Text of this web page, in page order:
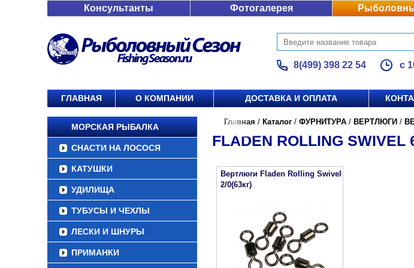
Консультанты Фотогалерея
8(499) 398 22 54 с
ГЛАВНАЯ О КОМПАНИИ ДОСТАВКА И ОПЛАТА
МОРСКАЯ РЫБАЛКА
СНАСТИ НА ЛОСОСЯ
КАТУШКИ
УДИЛИЩА
ТУБУСЫ И ЧЕХЛЫ
ЛЕСКИ И ШНУРЫ
ПРИМАНКИ
Главная / Каталог / ФУРНИТУРА / ВЕРТЛЮГИ /
FLADEN ROLLING SWIVEL
Вертлюги Fladen Rolling Swivel
2/0(63кг)